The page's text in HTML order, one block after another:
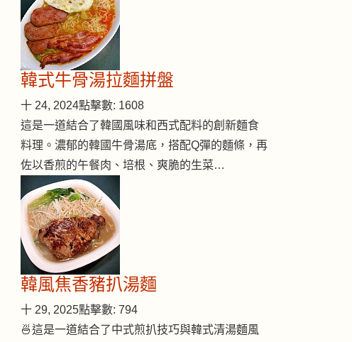
韓式牛骨湯拉麵拼盤
十 24, 2024點擊數: 1608
這是一道結合了韓國風味和西式配料的創新麵食
料理。濃郁的韓國牛骨湯底，搭配Q彈的麵條，再
佐以香煎的午餐肉、培根、爽脆的生菜…
韓風焦香豬扒湯麵
十 29, 2025點擊數: 794
🍜這是一道結合了中式煎扒技巧與韓式清湯麵風